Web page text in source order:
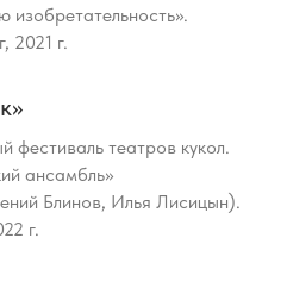
изобретательность».
2021 г.
фестиваль театров кукол.
ансамбль»
Блинов, Илья Лисицын).
г.